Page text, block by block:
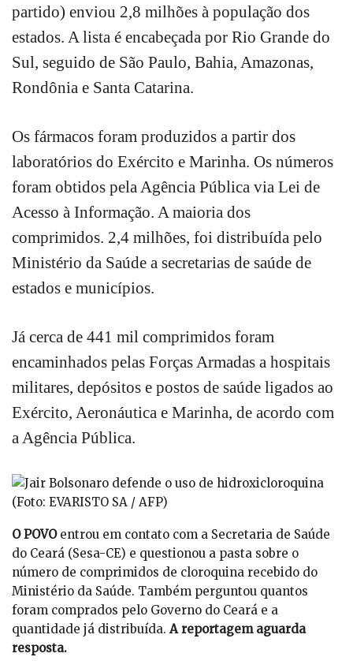
partido) enviou 2,8 milhões à população dos
estados. A lista é encabeçada por Rio Grande do
Sul, seguido de São Paulo, Bahia, Amazonas,
Rondônia e Santa Catarina.
Os fármacos foram produzidos a partir dos
laboratórios do Exército e Marinha. Os números
foram obtidos pela Agência Pública via Lei de
Acesso à Informação. A maioria dos
comprimidos. 2,4 milhões, foi distribuída pelo
Ministério da Saúde a secretarias de saúde de
estados e municípios.
Já cerca de 441 mil comprimidos foram
encaminhados pelas Forças Armadas a hospitais
militares, depósitos e postos de saúde ligados ao
Exército, Aeronáutica e Marinha, de acordo com
a Agência Pública.
O POVOentrou em contato com a Secretaria de Saúde
do Ceará (Sesa-CE) e questionou a pasta sobre o
número de comprimidos de cloroquina recebido do
Ministério da Saúde. Também perguntou quantos
foram comprados pelo Governo do Ceará e a
quantidade já distribuída. A reportagem aguarda
resposta.